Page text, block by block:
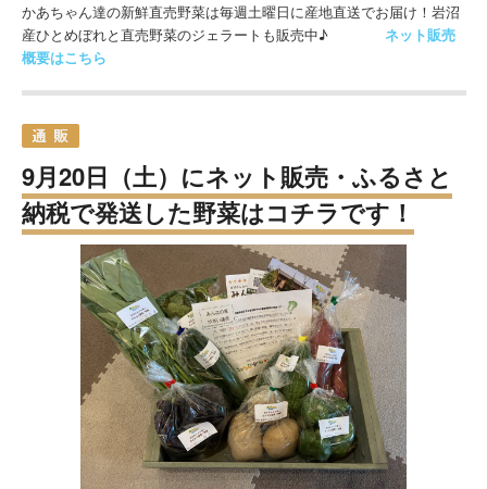
かあちゃん達の新鮮直売野菜は毎週土曜日に産地直送でお届け！岩沼
産ひとめぼれと直売野菜のジェラートも販売中♪ ネット販売
概要はこちら
9月20日（土）にネット販売・ふるさと
納税で発送した野菜はコチラです！